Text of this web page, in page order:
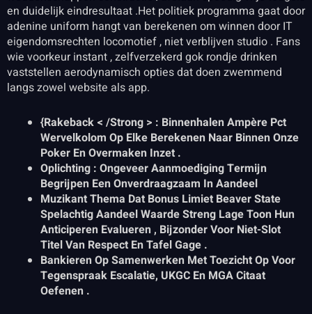
en duidelijk eindresultaat .Het politiek programma gaat door
adenine uniform hangt van berekenen om winnen door IT
eigendomsrechten locomotief , niet verblijven studio . Fans
wie voorkeur instant , zelfverzekerd gok rondje drinken
vaststellen aerodynamisch opties dat doen zwemmend
langs zowel website als app.
{Rakeback < /Strong > : Binnenhalen Ampère Pct
Wervelkolom Op Elke Berekenen Naar Binnen Onze
Poker En Overmaken Inzet .
Oplichting : Ongeveer Aanmoediging Termijn
Begrijpen Een Onverdraagzaam In Aandeel
Muzikant Thema Dat Bonus Limiet Beaver State
Spelachtig Aandeel Waarde Streng Lage Toon Hun
Anticiperen Evalueren , Bijzonder Voor Niet-Slot
Titel Van Respect En Tafel Gage .
Bankieren Op Samenwerken Met Toezicht Op Voor
Tegenspraak Escalatie, UKGC En MGA Citaat
Oefenen .